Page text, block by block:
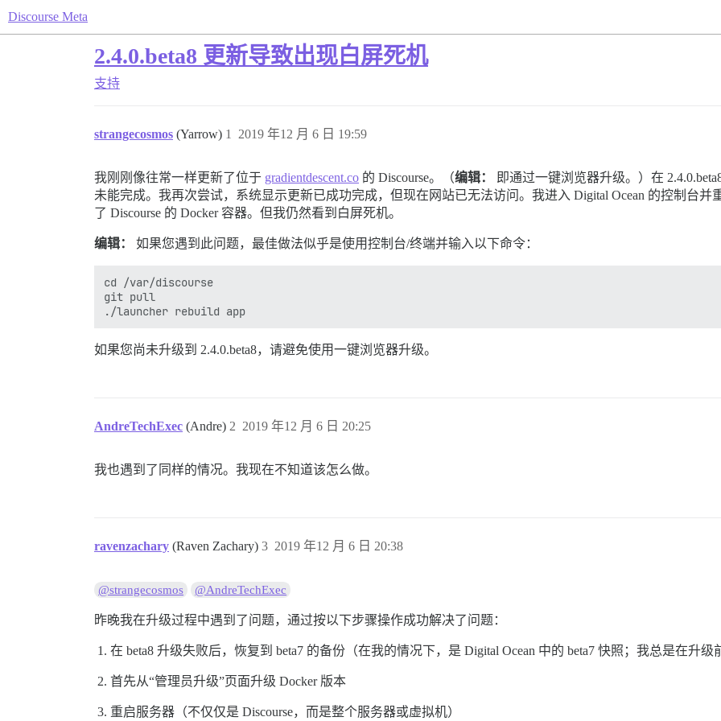
Discourse Meta
2.4.0.beta8 更新导致出现白屏死机
支持
strangecosmos (Yarrow) 2019 年12 月 6 日 19:59
1
我刚刚像往常一样更新了位于 gradientdescent.co 的 Discourse。（编辑：
即通过一键浏览器升级。）在
未能完成。我再次尝试，系统显示更新已成功完成，但现在网站已无法访问。我进入 Digital Ocean 的控制台
了 Discourse 的 Docker 容器。但我仍然看到白屏死机。
编辑： 如果您遇到此问题，最佳做法似乎是使用控制台/终端并输入以下命令：
cd /var/discourse
git pull
如果您尚未升级到 2.4.0.beta8，请避免使用一键浏览器升级。
AndreTechExec (Andre) 2019 年12 月 6 日 20:25
2
我也遇到了同样的情况。我现在不知道该怎么做。
ravenzachary (Raven Zachary) 2019 年12 月 6 日 20:38
3
@strangecosmos @AndreTechExec
昨晚我在升级过程中遇到了问题，通过按以下步骤操作成功解决了问题：
在 beta8 升级失败后，恢复到 beta7 的备份（在我的情况下，是 Digital Ocean 中的 beta7 快照；我总是在升级
首先从“管理员升级”页面升级 Docker 版本
重启服务器（不仅仅是 Discourse，而是整个服务器或虚拟机）